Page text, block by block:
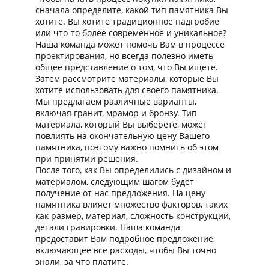
сначала определите, какой тип памятника Вы
хотите. Вы хотите традиционное надгробие
или что-то более современное и уникальное?
Наша команда может помочь Вам в процессе
проектирования, но всегда полезно иметь
общее представление о том, что Вы ищете.
Затем рассмотрите материалы, которые Вы
хотите использовать для своего памятника.
Мы предлагаем различные варианты,
включая гранит, мрамор и бронзу. Тип
материала, который Вы выберете, может
повлиять на окончательную цену Вашего
памятника, поэтому важно помнить об этом
при принятии решения.
После того, как Вы определились с дизайном и
материалом, следующим шагом будет
получение от нас предложения. На цену
памятника влияет множество факторов, таких
как размер, материал, сложность конструкции,
детали гравировки. Наша команда
предоставит Вам подробное предложение,
включающее все расходы, чтобы Вы точно
знали, за что платите.